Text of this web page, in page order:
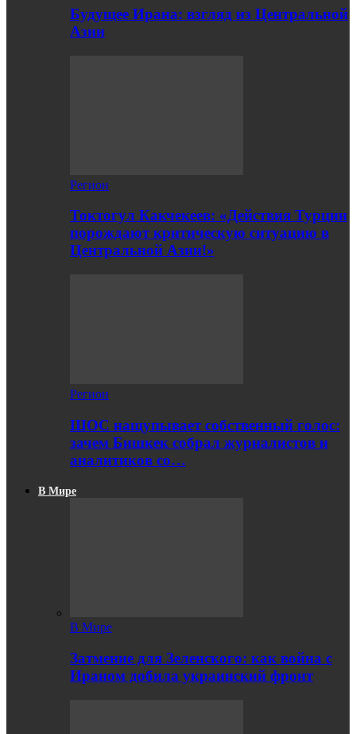
Будущее Ирана: взгляд из Центральной
Азии
Регион
Токтогул Какчекеев: «Действия Турции
порождают критическую ситуацию в
Центральной Азии!»
Регион
ШОС нащупывает собственный голос:
зачем Бишкек собрал журналистов и
аналитиков со…
В Мире
В Мире
Затмение для Зеленского: как война с
Ираном добила украинский фронт